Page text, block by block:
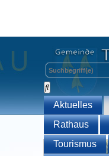
Aktuelles
Rathaus
Tourismus